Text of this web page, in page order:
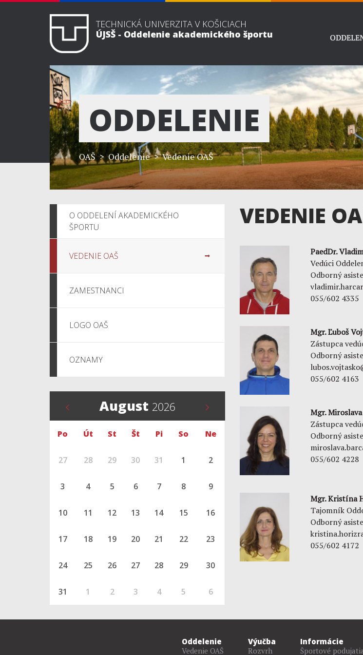
TECHNICKÁ UNIVERZITA V KOŠICIACH
ÚJSŠ - Oddelenie akademického športu
ODDELENIE
OAŠ> Oddelenie > Vedenie OAŠ
O ODDELENÍ AKADEMICKÉHO
ŠPORTU
VEDENIE OAŠ
ZAMESTNANCI
LOGO OAŠ
OZNAMY
August 2026
Po Út St Št Pi So Ne
27 28 29 30 31 1 2
3 4 5 6 7 8 9
10 11 12 13 14 15 16
17 18 19 20 21 22 23
24 25 26 27 28 29 30
31 1 2 3 4 5 6
VEDENIE
PaedDr.
Vedúci
Odborný
055/602 4335
Mgr. Ľuboš
Zástupca
Odborný
055/602 4163
Mgr.
Zástupca
Odborný
055/602 4228
Mgr. Kristína
Tajomník
Odborný
055/602 4172
Oddelenie
Vedenie OAŠ
Výučba
Rozvrh
Informácie
Športové